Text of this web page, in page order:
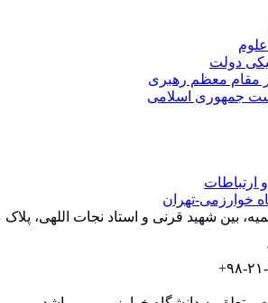
دولت
مقام معظم رهبری
جمهوری اسلامی
خوارزمی-تهران
بین شهید قرنی و استاد نجات اللهی، پلاک